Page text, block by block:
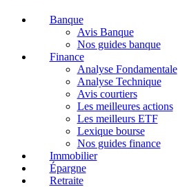
Banque
Avis Banque
Nos guides banque
Finance
Analyse Fondamentale
Analyse Technique
Avis courtiers
Les meilleures actions
Les meilleurs ETF
Lexique bourse
Nos guides finance
Immobilier
Épargne
Retraite